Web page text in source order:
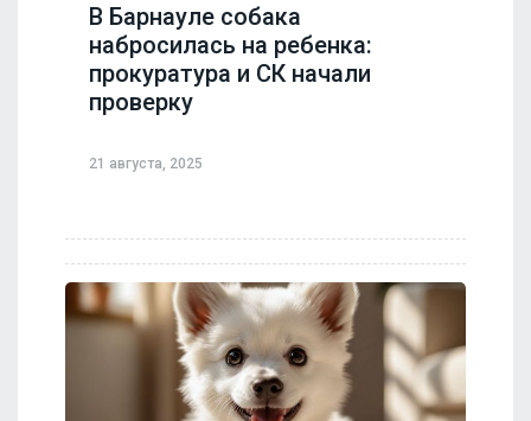
В Барнауле собака
набросилась на ребенка:
прокуратура и СК начали
проверку
21 августа, 2025